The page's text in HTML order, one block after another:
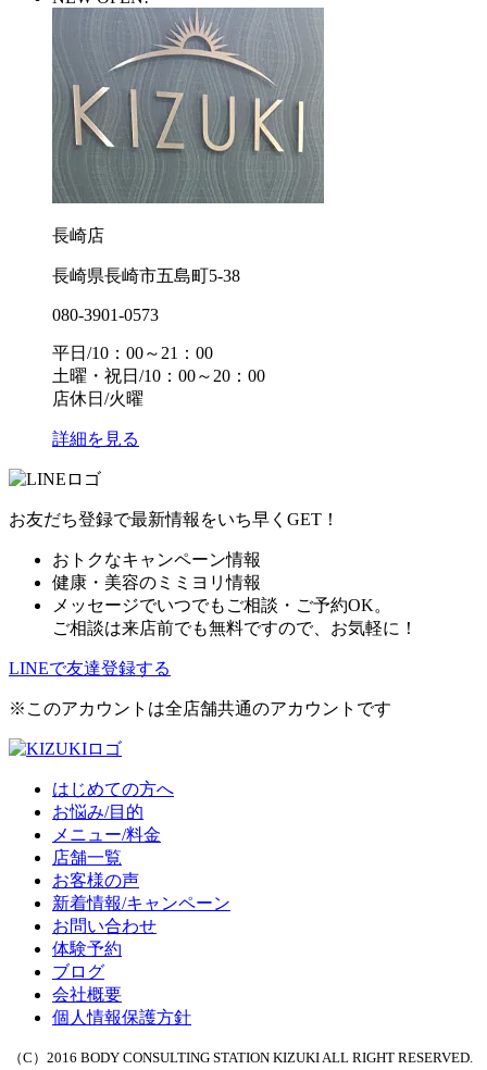
長崎店
長崎県長崎市五島町5-38
080-3901-0573
平日/10：00～21：00
土曜・祝日/10：00～20：00
店休日/火曜
詳細を見る
お友だち登録で最新情報をいち早くGET！
おトクなキャンペーン情報
健康・美容のミミヨリ情報
メッセージでいつでもご相談・ご予約OK。
ご相談は来店前でも無料ですので、お気軽に！
LINEで友達登録する
※このアカウントは全店舗共通のアカウントです
はじめての方へ
お悩み/目的
メニュー/料金
店舗一覧
お客様の声
新着情報/キャンペーン
お問い合わせ
体験予約
ブログ
会社概要
個人情報保護方針
（C）2016 BODY CONSULTING STATION KIZUKI ALL RIGHT RESERVED.